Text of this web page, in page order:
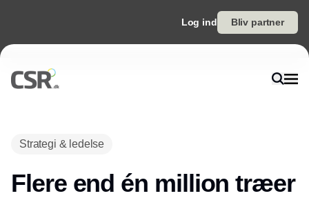
Log ind Bliv partner
Strategi & ledelse
Flere end én million træer